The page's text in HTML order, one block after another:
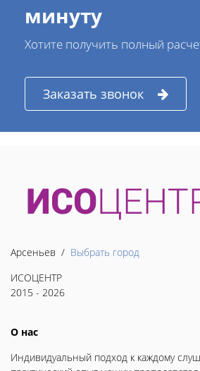
минуту
Хотите получить полный
Заказать звонок
Арсеньев / Выбрать город
ИСОЦЕНТР
2015 - 2026
О нас
Индивидуальный подход к каждому